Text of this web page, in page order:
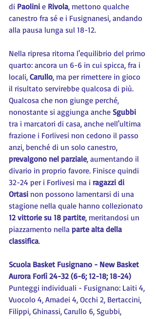
di Paolini e Rivola, mettono qualche
canestro fra sé e i Fusignanesi, andando
alla pausa lunga sul 18-12.
Nella ripresa ritorna l'equilibrio del primo
quarto: ancora un 6-6 in cui spicca, fra i
locali, Carullo, ma per rimettere in gioco
il risultato servirebbe qualcosa di più.
Qualcosa che non giunge perché,
nonostante si aggiunga anche Sgubbi
tra i marcatori di casa, anche nell'ultima
frazione i Forlivesi non cedono il passo
anzi, benché di un solo canestro,
prevalgono nel parziale, aumentando il
divario in proprio favore. Finisce quindi
32-24 per i Forlivesi ma i ragazzi di
Ortasi non possono lamentarsi di una
stagione nella quale hanno collezionato
12 vittorie su 18 partite, meritandosi un
piazzamento nella parte alta della
classifica.
Scuola Basket Fusignano - New Basket
Aurora Forlì 24-32 (6-6; 12-18; 18-24)
Punteggi individuali - Fusignano: Laiti 4,
Vuocolo 4, Amadei 4, Occhi 2, Bertaccini,
Filippi, Ghinassi, Carullo 6, Sgubbi,